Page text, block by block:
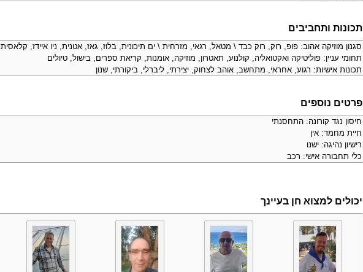
תכונות ותחביבים
סגנון מוזיקה אהוב: פופ, רוק, רוק כבד \ מטאל, רגאי, מזרחית \ ים תיכונית, בלוז, גאז, אטנית, ניו איידז, קלאסית
תחומי עניין: פוליטיקה ואקטואליה, קולנוע, תאטרון, מוזיקה, אומנות, קריאת ספרים, בישול, טיולים
תכונות אישיות: רגוע, אחראי, מתחשב, אוהב לצחוק, יצירתי, ליברלי, ביקורתי, שנון
פרטים נוספים
חיסון נגד קורונה: התחסנתי
חיית מחמד: אין
רישיון נהיגה: ישנו
כלי תחבורה אישי: רכב
יכולים למצוא חן בעיינך